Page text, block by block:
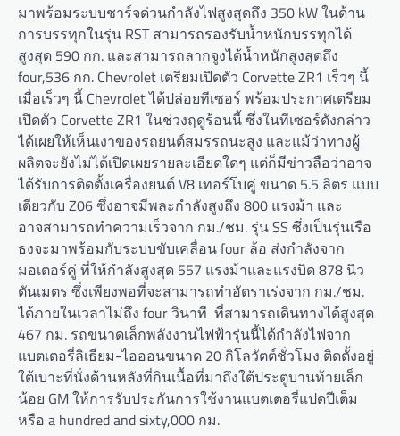
มาพร้อมระบบชาร์จด่วนกำลังไฟสูงสุดถึง 350 kW ในด้าน
การบรรทุกในรุ่น RST สามารถรองรับน้ำหนักบรรทุกได้
สูงสุด 590 กก. และสามารถลากจูงได้น้ำหนักสูงสุดถึง
four,536 กก. Chevrolet เตรียมเปิดตัว Corvette ZR1 เร็วๆ นี้
เมื่อเร็วๆ นี้ Chevrolet ได้ปล่อยทีเซอร์ พร้อมประกาศเตรียม
เปิดตัว Corvette ZR1 ในช่วงฤดูร้อนนี้ ซึ่งในทีเซอร์ดังกล่าว
ได้เผยให้เห็นเงาของรถยนต์สมรรถนะสูง และแม้ว่าทางผู้
ผลิตจะยังไม่ได้เปิดเผยรายละเอียดใดๆ แต่ก็มีข่าวลือว่าอาจ
ได้รับการติดตั้งเครื่องยนต์ V8 เทอร์โบคู่ ขนาด 5.5 ลิตร แบบ
เดียวกับ Z06 ซึ่งอาจมีพละกำลังสูงถึง 800 แรงม้า และ
อาจสามารถทำความเร็วจาก กม./ชม. รุ่น SS ซึ่งเป็นรุ่นเรือ
ธงจะมาพร้อมกับระบบขับเคลื่อน four ล้อ ส่งกำลังจาก
มอเตอร์คู่ ที่ให้กำลังสูงสุด 557 แรงม้าและแรงบิด 878 นิว
ตันเมตร ซึ่งเพียงพอที่จะสามารถทำอัตราเร่งจาก กม./ชม.
ได้ภายในเวลาไม่ถึง four วินาที ที่สามารถเดินทางได้สูงสุด
467 กม. รถขนาดเล็กพลังงานไฟฟ้ารุ่นนี้ได้กำลังไฟจาก
แบตเตอรี่ลิเธียม-ไอออนขนาด 20 กิโลวัตต์ชั่วโมง ติดตั้งอยู่
ใต้เบาะที่นั่งด้านหลังที่กินเนื้อที่มาถึงใต้ประตูบานท้ายเล็ก
น้อย GM ให้การรับประกันการใช้งานแบตเตอรี่แปดปีเต็ม
หรือ a hundred and sixty,000 กม.